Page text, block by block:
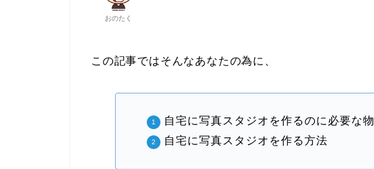
おのたく
この記事ではそんなあなたの為に、
自宅に写真スタジオを作るのに必要な物
自宅に写真スタジオを作る方法